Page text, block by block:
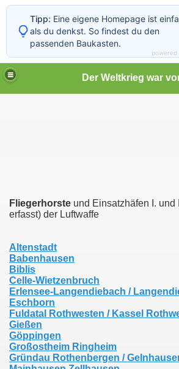
Fliegerhorste und Einsatzhäfen I. und
erfasst) der Luftwaffe
Altenstadt
Babenhausen
Biblis
Celle-Wietzenbruch
Erlensee-Langendiebach /
Eschborn
Fuldatal Rothwesten / Kassel
Gießen
Göppingen
Großostheim Ringheim
Gründau Rothenbergen /
Tipp: Eine eigene Homepage ist
als du denkst. So findest du den
passenden Baukasten.